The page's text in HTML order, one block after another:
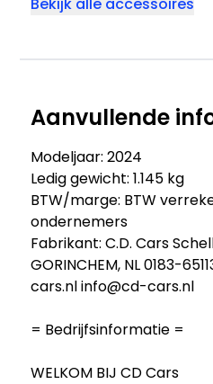
Aanvullende
Modeljaar: 2024
Ledig gewicht: 1.145 kg
BTW/marge: BTW
ondernemers
Fabrikant: C.D. Cars
GORINCHEM, NL 0183-
cars.nl info@cd-cars.nl
= Bedrijfsinformatie =
WELKOM BIJ CD Cars